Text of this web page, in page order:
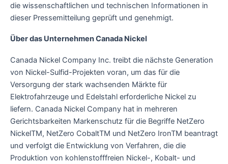
die wissenschaftlichen und technischen Informationen in
dieser Pressemitteilung geprüft und genehmigt.
Über das Unternehmen Canada Nickel
Canada Nickel Company Inc. treibt die nächste Generation
von Nickel-Sulfid-Projekten voran, um das für die
Versorgung der stark wachsenden Märkte für
Elektrofahrzeuge und Edelstahl erforderliche Nickel zu
liefern. Canada Nickel Company hat in mehreren
Gerichtsbarkeiten Markenschutz für die Begriffe NetZero
NickelTM, NetZero CobaltTM und NetZero IronTM beantragt
und verfolgt die Entwicklung von Verfahren, die die
Produktion von kohlenstofffreien Nickel-, Kobalt- und